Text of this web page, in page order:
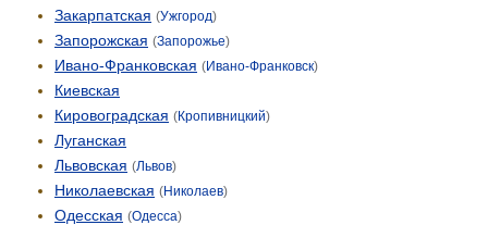
Закарпатская (Ужгород)
Запорожская (Запорожье)
Ивано-Франковская (Ивано-Франковск)
Киевская
Кировоградская (Кропивницкий)
Луганская
Львовская (Львов)
Николаевская (Николаев)
Одесская (Одесса)